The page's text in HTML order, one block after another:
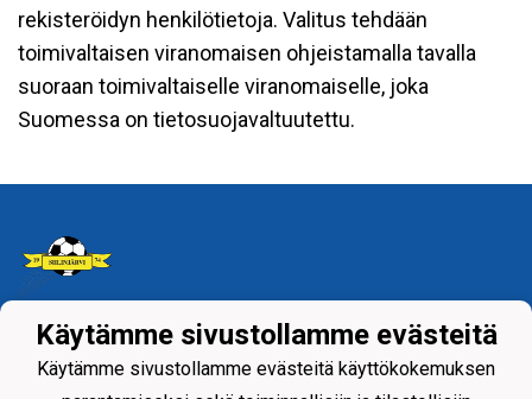
rekisteröidyn henkilötietoja. Valitus tehdään
toimivaltaisen viranomaisen ohjeistamalla tavalla
suoraan toimivaltaiselle viranomaiselle, joka
Suomessa on tietosuojavaltuutettu.
Tietosuojaseloste
Käytämme sivustollamme evästeitä
Käytämme sivustollamme evästeitä käyttökokemuksen